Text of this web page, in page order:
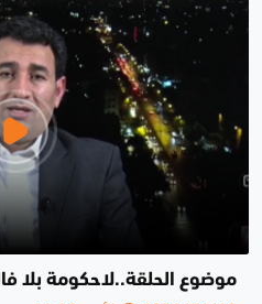
موضوع الحلقة..لاحكومة بلا